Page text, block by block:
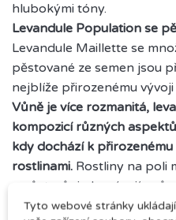
hlubokými tóny.
Levandule Population se
Levandule Maillette se
pěstované ze semen jsou
nejblíže přirozenému
Vůně je více rozmanitá,
kompozicí různých
kdy dochází k
rostlinami. Rostliny na poli
vzrůst, vůni, dozrávají v
éterického oleje pak záleží
Tyto webové stránky